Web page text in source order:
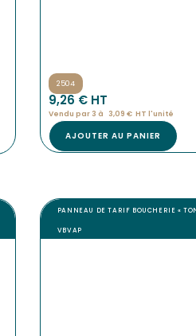
2504
9,26 € HT
Vendu par 3 à 3,09 € HT l'unité
AJOUTER AU PANIER
PANNEAU DE TARIF BOUCHERIE «
VBVAP